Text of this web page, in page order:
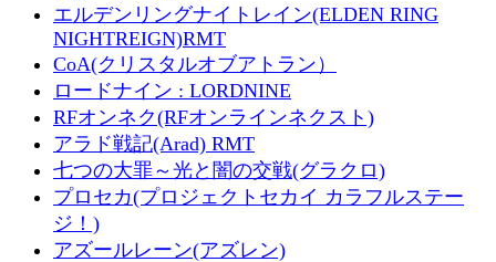
エルデンリングナイトレイン(ELDEN RING
NIGHTREIGN)RMT
CoA(クリスタルオブアトラン）
ロードナイン : LORDNINE
RFオンネク(RFオンラインネクスト)
アラド戦記(Arad) RMT
七つの大罪～光と闇の交戦(グラクロ)
プロセカ(プロジェクトセカイ カラフルステー
ジ！)
アズールレーン(アズレン)